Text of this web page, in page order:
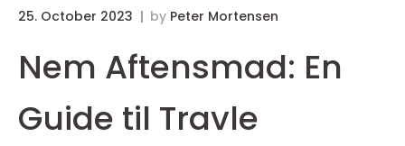
25. October 2023 by Peter Mortensen
Nem Aftensmad: En
Guide til Travle